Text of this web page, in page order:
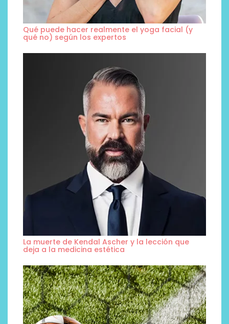
Qué puede hacer realmente el yoga facial (y
qué no) según los expertos
La muerte de Kendal Ascher y la lección que
deja a la medicina estética